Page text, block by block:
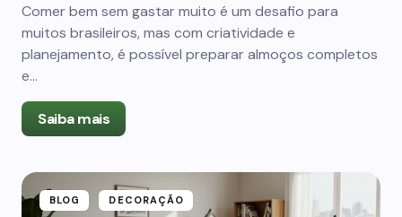
Comer bem sem gastar muito é um desafio para
muitos brasileiros, mas com criatividade e
planejamento, é possível preparar almoços completos
e…
Saiba mais
BLOG DECORAÇÃO